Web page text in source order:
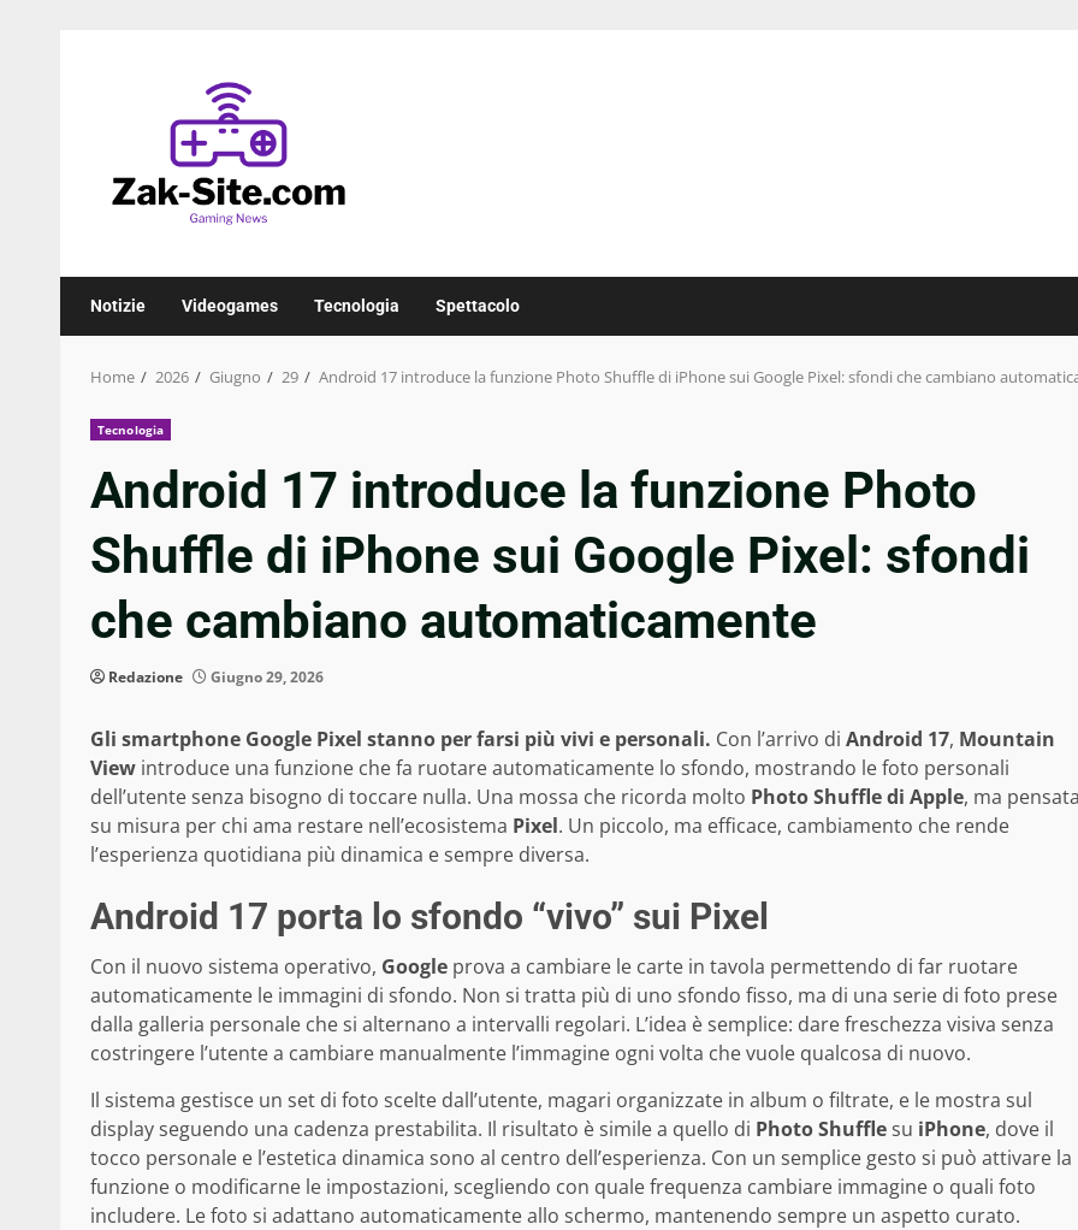
Notizie Videogames Tecnologia Spettacolo
Home 2026 Giugno 29 Android 17 introduce la funzione Photo Shuffle di iPhone sui Google Pixel: sfondi che cambiano
Tecnologia
Android 17 introduce la funzione Photo
Shuffle di iPhone sui Google Pixel: sfondi
che cambiano automaticamente
Redazione Giugno 29, 2026
Gli smartphone Google Pixel stanno per farsi più vivi e personali. Con l’arrivo di Android 17, Mountain
View introduce una funzione che fa ruotare automaticamente lo sfondo, mostrando le foto personali
dell’utente senza bisogno di toccare nulla. Una mossa che ricorda molto Photo Shuffle di Apple, ma pensata
su misura per chi ama restare nell’ecosistema Pixel. Un piccolo, ma efficace, cambiamento che rende
l’esperienza quotidiana più dinamica e sempre diversa.
Android 17 porta lo sfondo “vivo” sui Pixel
Con il nuovo sistema operativo, Google prova a cambiare le carte in tavola permettendo di far ruotare
automaticamente le immagini di sfondo. Non si tratta più di uno sfondo fisso, ma di una serie di foto prese
dalla galleria personale che si alternano a intervalli regolari. L’idea è semplice: dare freschezza visiva senza
costringere l’utente a cambiare manualmente l’immagine ogni volta che vuole qualcosa di nuovo.
Il sistema gestisce un set di foto scelte dall’utente, magari organizzate in album o filtrate, e le mostra sul
display seguendo una cadenza prestabilita. Il risultato è simile a quello di Photo Shufflesu iPhone, dove il
tocco personale e l’estetica dinamica sono al centro dell’esperienza. Con un semplice gesto si può attivare la
funzione o modificarne le impostazioni, scegliendo con quale frequenza cambiare immagine o quali foto
includere. Le foto si adattano automaticamente allo schermo, mantenendo sempre un aspetto curato.